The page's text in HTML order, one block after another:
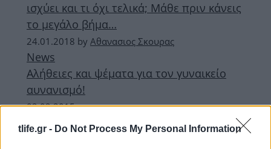
tlife.gr - Do Not Process My Personal Information
ισχύει και τι όχι τελικά; Μάθε πριν κάνεις
το μεγάλο βήμα…
24.01.2018 by Αθανασιος Σκουρας
News
Αλήθειες και ψέματα για τον γυναικείο
αυνανισμό!
02.02.2015
News
Αλήθειες και μύθοι για την μαστογραφία!